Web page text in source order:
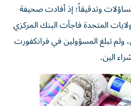
وتدقيقاً؛ إذ أفادت صحيفة
المتحدة فاجأت البنك المركزي
ولم تبلغ المسؤولين في فرانكفورت
الين.